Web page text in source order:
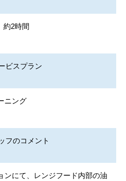
約2時間
ビスプラン
ニング
フのコメント
ンにて、レンジフード内部の油